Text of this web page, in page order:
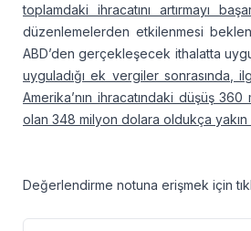
toplamdaki ihracatını artırmayı
düzenlemelerden etkilenmesi
ABD’den gerçekleşecek ithalatta
uyguladığı ek vergiler sonrasında,
Amerika’nın ihracatındaki düşüş
olan 348 milyon dolara oldukça yakın
Değerlendirme notuna erişmek için